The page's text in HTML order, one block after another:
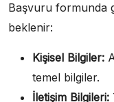
Başvuru formunda
beklenir:
Kişisel Bilgiler:
temel bilgiler.
İletişim Bilgileri: